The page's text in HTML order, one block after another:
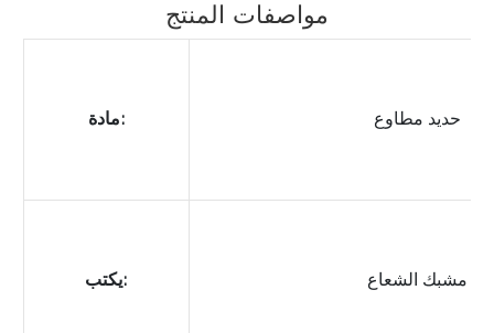
مواصفات المنتج
مادة: حديد مطاوع
يكتب: مشبك الشعاع